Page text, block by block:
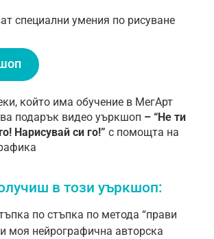
специални умения по рисуване
който има обучение в МегАрт
подарък видео уъркшоп – “Не ти
Нарисувай си го!” с помощта на
в този уъркшоп:
по стъпка по метода “прави
моя нейрографична авторска